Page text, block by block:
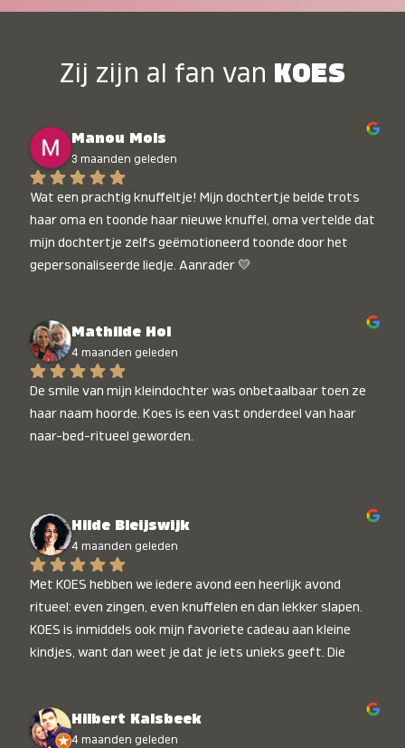
Zij zijn al fan van KOES
Manou Mols
3 maanden geleden
Wat een prachtig knuffeltje! Mijn dochtertje belde trots
haar oma en toonde haar nieuwe knuffel, oma vertelde dat
mijn dochtertje zelfs geëmotioneerd toonde door het
gepersonaliseerde liedje. Aanrader 💛
Mathilde Hol
4 maanden geleden
De smile van mijn kleindochter was onbetaalbaar toen ze
haar naam hoorde. Koes is een vast onderdeel van haar
naar-bed-ritueel geworden.
Hilde Bleijswijk
4 maanden geleden
Met KOES hebben we iedere avond een heerlijk avond
ritueel: even zingen, even knuffelen en dan lekker slapen.
KOES is inmiddels ook mijn favoriete cadeau aan kleine
kindjes, want dan weet je dat je iets unieks geeft. Die
Hilbert Kalsbeek
4 maanden geleden